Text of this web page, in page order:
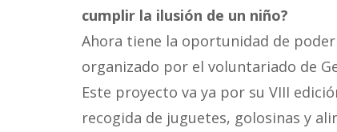
cumplir la ilusión de un niño?
Ahora tiene la oportunidad de
organizado por el voluntariado de
Este proyecto va ya por su VIII
recogida de juguetes, golosinas y